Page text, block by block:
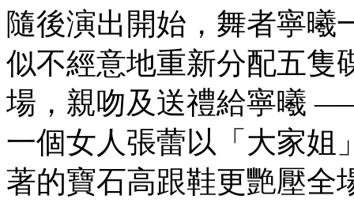
隨後演出開始，舞者寧曦
似不經意地重新分配五隻
場，親吻及送禮給寧曦
一個女人張蕾以「大家姐
著的寶石高跟鞋更艷壓全